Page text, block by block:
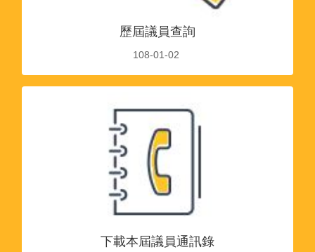
歷屆議員查詢
108-01-02
下載本屆議員通訊錄